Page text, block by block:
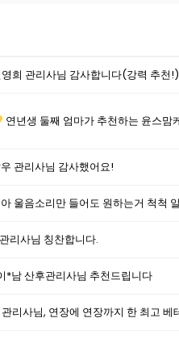
희 관리사님 감사합니다(강력 추천!)
연년생 둘째 엄마가 추천하는 윤스맘
관리사님 감사했어요!
울음소리만 들어도 원하는거 척척
리사님 칭찬합니다.
*남 산후관리사님 추천드립니다
리사님, 연장에 연장까지 한 최고 베